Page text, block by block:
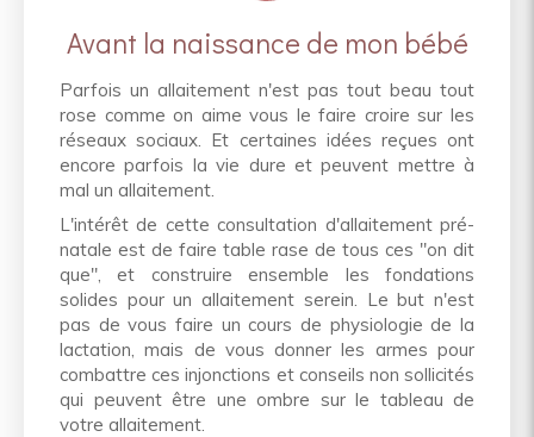
Avant la naissance de mon bébé
Parfois un allaitement n'est pas tout beau tout
rose comme on aime vous le faire croire sur les
réseaux sociaux. Et certaines idées reçues ont
encore parfois la vie dure et peuvent mettre à
mal un allaitement.
L'intérêt de cette consultation d'allaitement pré-
natale est de faire table rase de tous ces "on dit
que", et construire ensemble les fondations
solides pour un allaitement serein. Le but n'est
pas de vous faire un cours de physiologie de la
lactation, mais de vous donner les armes pour
combattre ces injonctions et conseils non sollicités
qui peuvent être une ombre sur le tableau de
votre allaitement.